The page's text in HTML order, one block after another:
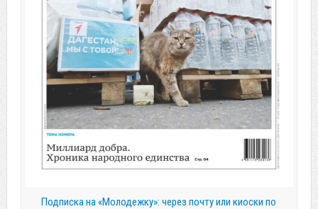
Подписка на «Молодежку»: через почту или киоски по